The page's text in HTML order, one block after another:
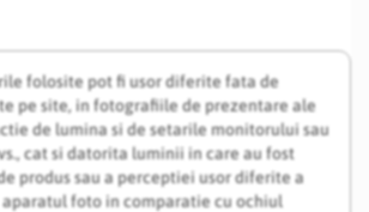
folosite pot fi usor diferite fata de
pe site, in fotografiile de prezentare ale
de lumina si de setarile monitorului sau
cat si datorita luminii in care au fost
produs sau a perceptiei usor diferite a
foto in comparatie cu ochiul